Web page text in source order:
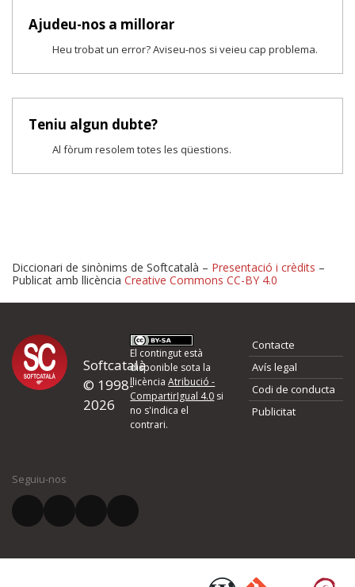
Ajudeu-nos a millorar
Heu trobat un error? Aviseu-nos si veieu cap problema.
Teniu algun dubte?
Al fòrum resolem totes les qüestions.
Proposeu-nos millores o
d'errors
Si heu trobat un error o voleu proposar alguna millora, ompliu els
quina és la millora que proposeu o l'error del qual voleu informar-
El vostre correu electrònic *
Diccionari de sinònims de Softcatalà – Presentació i crèdits –
Publicat amb llicència Creative Commons CC-BY 4.0
Softcatalà
© 1998-
2026
El contingut està
disponible sota la
llicènciaAtribució -
CompartirIgual 4.0 si
no s'indica el
contrari.
Contacte
Avís legal
Codi de conducta
Publicitat
Seguiu-nos